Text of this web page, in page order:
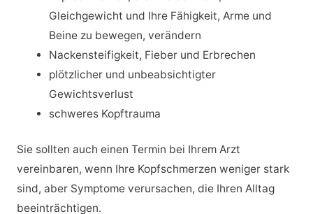
Gleichgewicht und Ihre Fähigkeit, Arme und
Beine zu bewegen, verändern
Nackensteifigkeit, Fieber und Erbrechen
plötzlicher und unbeabsichtigter
Gewichtsverlust
schweres Kopftrauma
Sie sollten auch einen Termin bei Ihrem Arzt
vereinbaren, wenn Ihre Kopfschmerzen weniger stark
sind, aber Symptome verursachen, die Ihren Alltag
beeinträchtigen.